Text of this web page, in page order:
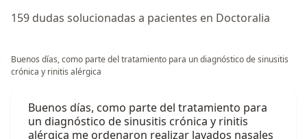
159 dudas solucionadas a pacientes en Doctoralia
Buenos días, como parte del tratamiento para un diagnóstico de sinusitis
crónica y rinitis alérgica
Buenos días, como parte del tratamiento para
un diagnóstico de sinusitis crónica y rinitis
alérgica me ordenaron realizar lavados nasales